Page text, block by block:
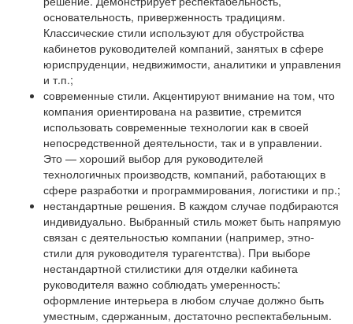
основательность, приверженность традициям.
Классические стили используют для обустройства
кабинетов руководителей компаний, занятых в сфере
юриспруденции, недвижимости, аналитики и управления
и т.п.;
современные стили. Акцентируют внимание на том, что
компания ориентирована на развитие, стремится
использовать современные технологии как в своей
непосредственной деятельности, так и в управлении.
Это — хороший выбор для руководителей
технологичных производств, компаний, работающих в
сфере разработки и программирования, логистики и пр.;
нестандартные решения. В каждом случае подбираются
индивидуально. Выбранный стиль может быть напрямую
связан с деятельностью компании (например, этно-
стили для руководителя турагентства). При выборе
нестандартной стилистики для отделки кабинета
руководителя важно соблюдать умеренность:
оформление интерьера в любом случае должно быть
уместным, сдержанным, достаточно респектабельным.